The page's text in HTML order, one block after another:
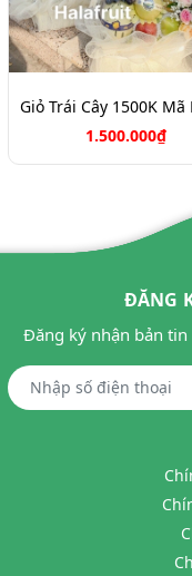
1.500.000₫
ĐĂNG
Đăng ký nhận bản tin